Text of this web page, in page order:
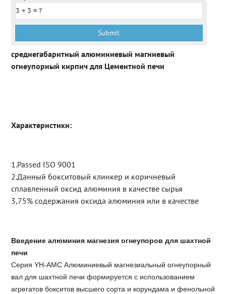
среднегабаритный алюминиевый магниевый
огнеупорный кирпич для Цементной печи
Характеристики:
1.Passed ISO 9001
2.Данный бокситовый клинкер и коричневый
сплавленный оксид алюминия в качестве сырья
3,75% содержания оксида алюминия или в качестве
Введение алюминия магнезия огнеупоров для шахтной
печи
Серия YH-AMC Алюминиевый магнезиальный огнеупорный
вал для шахтной печи формируется с использованием
агрегатов бокситов высшего сорта и корундама и фенольной